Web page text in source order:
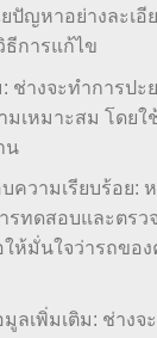
ปัญหาอย่างละเ
ธีการแก้ไข
ช่างจะทำการปะ
เหมาะสม โดยใ
น
ความเรียบร้อย:
รทดสอบและตรว
ให้มั่นใจว่ารถข
ลเพิ่มเติม: ช่างจ